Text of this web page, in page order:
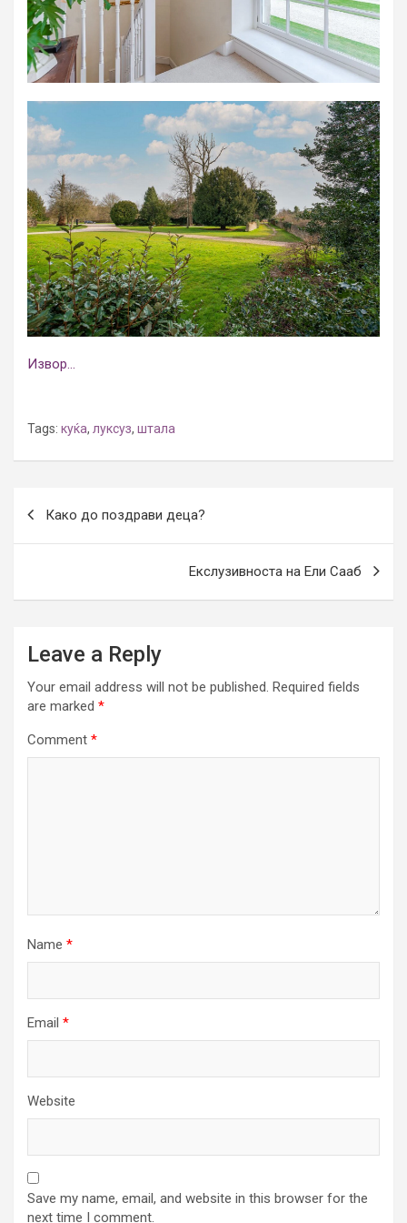
Извор…
Tags: куќа, луксуз, штала
navigation
Како до поздрави деца?
Екслузивноста на Ели Сааб
Leave a Reply
Your email address will not be published. Required fields
are marked *
Comment *
Name *
Email *
Website
Save my name, email, and website in this browser for the
next time I comment.